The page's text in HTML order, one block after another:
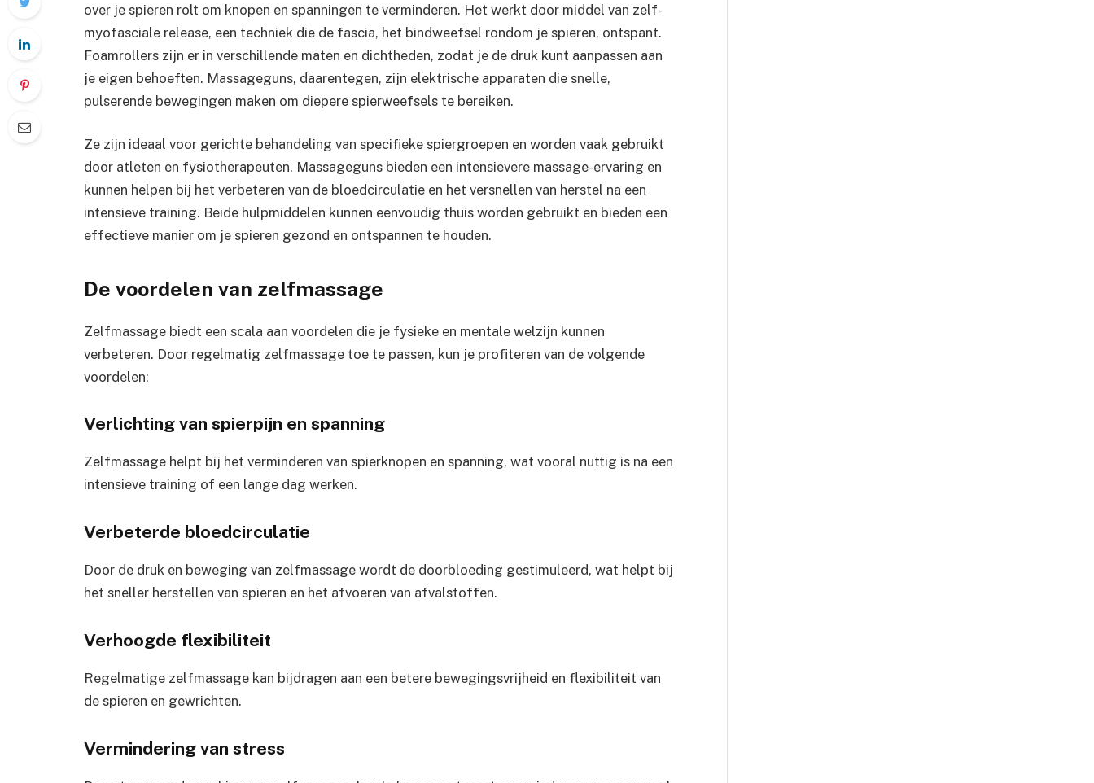
over je spieren rolt om knopen en spanningen te verminderen. Het werkt door middel van zelf-
myofasciale release, een techniek die de fascia, het bindweefsel rondom je spieren, ontspant.
Foamrollers zijn er in verschillende maten en dichtheden, zodat je de druk kunt aanpassen aan
je eigen behoeften. Massageguns, daarentegen, zijn elektrische apparaten die snelle,
pulserende bewegingen maken om diepere spierweefsels te bereiken.
Ze zijn ideaal voor gerichte behandeling van specifieke spiergroepen en worden vaak gebruikt
door atleten en fysiotherapeuten. Massageguns bieden een intensievere massage-ervaring en
kunnen helpen bij het verbeteren van de bloedcirculatie en het versnellen van herstel na een
intensieve training. Beide hulpmiddelen kunnen eenvoudig thuis worden gebruikt en bieden een
effectieve manier om je spieren gezond en ontspannen te houden.
De voordelen van zelfmassage
Zelfmassage biedt een scala aan voordelen die je fysieke en mentale welzijn kunnen
verbeteren. Door regelmatig zelfmassage toe te passen, kun je profiteren van de volgende
voordelen:
Verlichting van spierpijn en spanning
Zelfmassage helpt bij het verminderen van spierknopen en spanning, wat vooral nuttig is na een
intensieve training of een lange dag werken.
Verbeterde bloedcirculatie
Door de druk en beweging van zelfmassage wordt de doorbloeding gestimuleerd, wat helpt bij
het sneller herstellen van spieren en het afvoeren van afvalstoffen.
Verhoogde flexibiliteit
Regelmatige zelfmassage kan bijdragen aan een betere bewegingsvrijheid en flexibiliteit van
de spieren en gewrichten.
Vermindering van stress